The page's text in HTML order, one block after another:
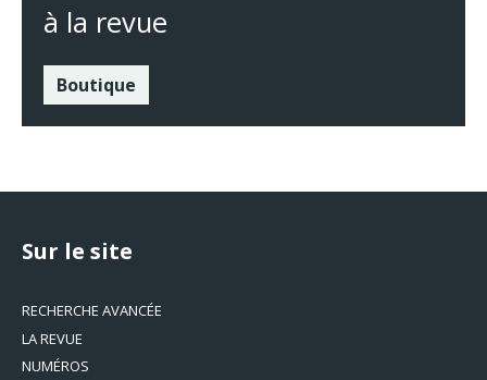
à la revue
Boutique
Sur le site
RECHERCHE AVANCÉE
LA REVUE
NUMÉROS